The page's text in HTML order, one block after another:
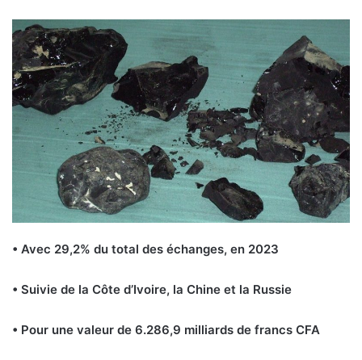
• Avec 29,2% du total des échanges, en 2023
• Suivie de la Côte d’Ivoire, la Chine et la Russie
• Pour une valeur de 6.286,9 milliards de francs CFA